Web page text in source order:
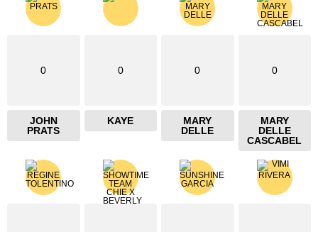
0
JOHN
PRATS
0
KAYE
0
MARY
DELLE
0
MARY
DELLE
CASCABEL